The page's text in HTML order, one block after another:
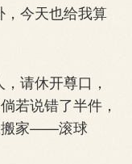
今天也给我算
请休开尊口，
若说错了半件，
搬家——滚球